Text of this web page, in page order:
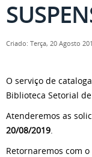
Criado: Terça, 20 Agosto
O serviço de
Biblioteca Setorial
Atenderemos as
20/08/2019.
Retornaremos com